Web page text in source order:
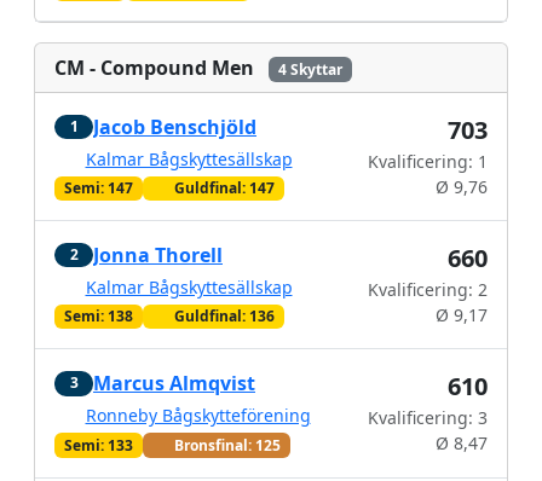
CM - Compound Men 4 Skyttar
1 Jacob Benschjöld
Kalmar Bågskyttesällskap
Semi: 147 Guldfinal: 147
703
Kvalificering: 1
Ø 9,76
2 Jonna Thorell
Kalmar Bågskyttesällskap
Semi: 138 Guldfinal: 136
660
Kvalificering: 2
Ø 9,17
3 Marcus Almqvist
Ronneby Bågskytteförening
Semi: 133 Bronsfinal: 125
610
Kvalificering: 3
Ø 8,47